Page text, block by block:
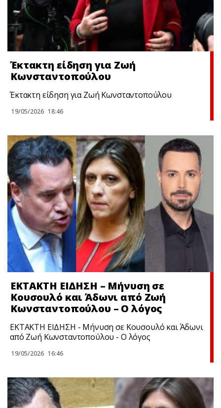
Έκτακτη είδηση για Ζωή
Κωνσταντοπούλου
Έκτακτη είδηση για Ζωή Κωνσταντοπούλου
19/05/2026 18:46
ΕΚΤΑΚΤΗ ΕΙΔΗΣΗ – Μήνυση σε
Κουσουλό και Άδωνι από Ζωή
Κωνσταντοπούλου – Ο λόγος
ΕΚΤΑΚΤΗ ΕΙΔΗΣΗ - Μήνυση σε Κουσουλό και Άδωνι
από Ζωή Κωνσταντοπούλου - Ο λόγος
19/05/2026 16:46